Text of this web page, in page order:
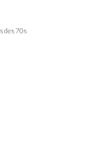
des 70s